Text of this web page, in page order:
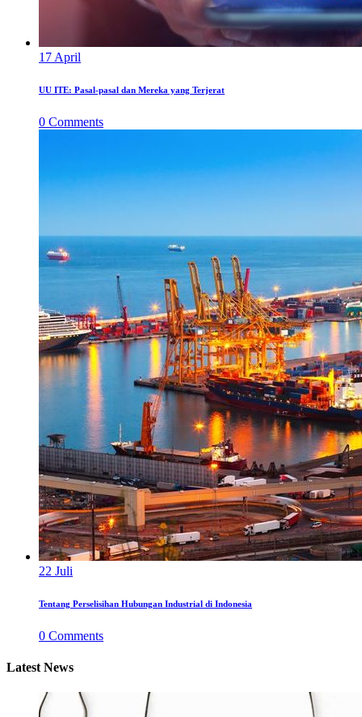
17 April
UU ITE: Pasal-pasal dan Mereka yang Terjerat
0 Comments
22 Juli
Tentang Perselisihan Hubungan Industrial di Indonesia
0 Comments
Latest News